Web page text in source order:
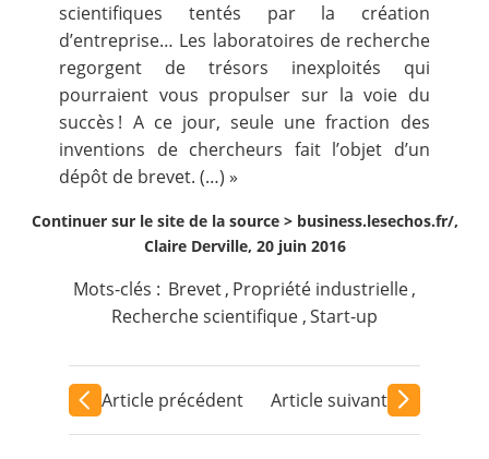
scientifiques tentés par la création
d’entreprise… Les laboratoires de recherche
regorgent de trésors inexploités qui
pourraient vous propulser sur la voie du
succès ! A ce jour, seule une fraction des
inventions de chercheurs fait l’objet d’un
dépôt de brevet. (…) »
Continuer sur le site de la source > business.lesechos.fr/,
Claire Derville, 20 juin 2016
Mots-clés : Brevet, Propriété industrielle,
Recherche scientifique ,Start-up
Article précédent Article suivant